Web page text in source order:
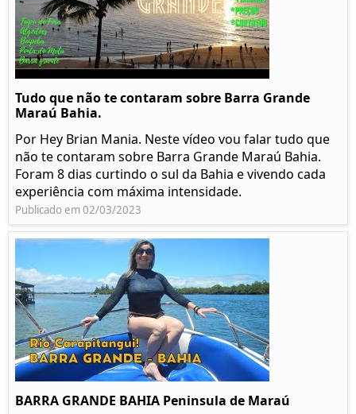
Tudo que não te contaram sobre Barra Grande
Maraú Bahia.
Por Hey Brian Mania. Neste vídeo vou falar tudo que
não te contaram sobre Barra Grande Maraú Bahia.
Foram 8 dias curtindo o sul da Bahia e vivendo cada
experiência com máxima intensidade.
Publicado em 02/03/2023
BARRA GRANDE BAHIA Peninsula de Maraú